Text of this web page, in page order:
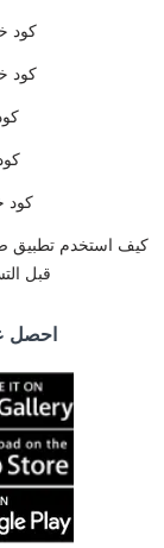
كود
كود
كود
كيف استخدم تطبيق
قبل
احصل